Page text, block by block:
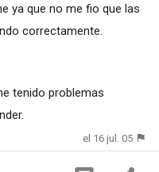
ya que no me fio que las
correctamente.
tenido problemas
el 16 jul. 05